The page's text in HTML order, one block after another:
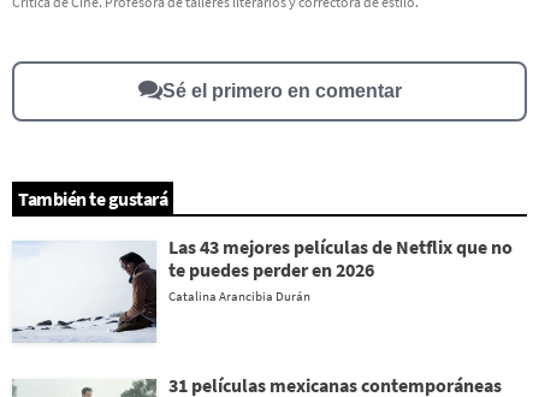
Otro
Sé el primero en comentar
También te gustará
Las 43 mejores películas de Netflix que no
te puedes perder en 2026
Catalina Arancibia Durán
31 películas mexicanas contemporáneas